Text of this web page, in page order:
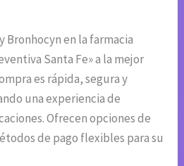
Bronhocyn en la farmacia
Santa Fe» a la mejor
es rápida, segura y
una experiencia de
Ofrecen opciones de
de pago flexibles para su